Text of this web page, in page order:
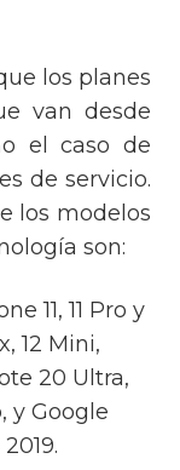
los planes
van desde
el caso de
de servicio.
los modelos
son:
11, 11 Pro y
12 Mini,
20 Ultra,
y Google